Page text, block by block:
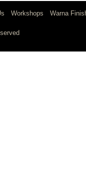
Workshops Warna